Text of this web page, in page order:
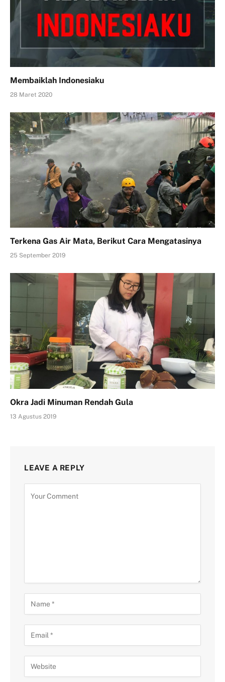
Membaiklah Indonesiaku
28 Maret 2020
Terkena Gas Air Mata, Berikut Cara Mengatasinya
25 September 2019
Okra Jadi Minuman Rendah Gula
13 Agustus 2019
LEAVE A REPLY